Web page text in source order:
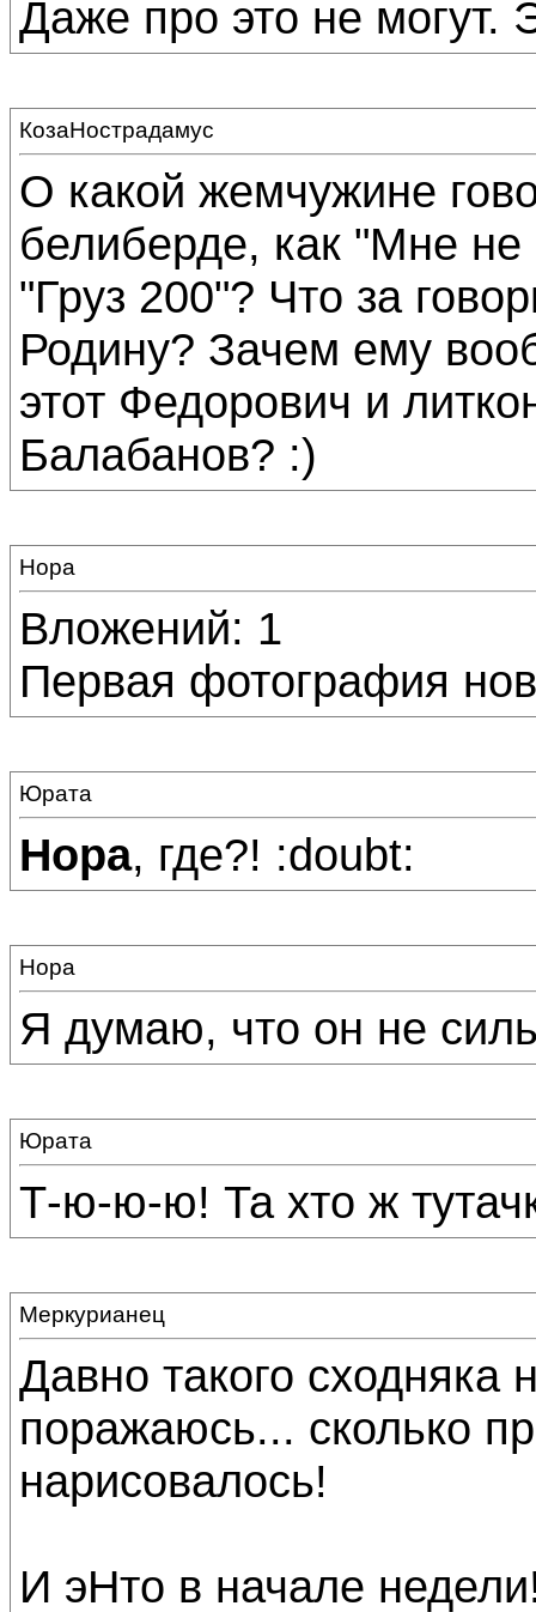
Даже про это не могут.
КозаНострадамус
О какой жемчужине
белиберде, как "Мне
"Груз 200"? Что за
Родину? Зачем ему
этот Федорович и
Балабанов? :)
Нора
Вложений: 1
Первая фотография
Юрата
Нора, где?! :doubt:
Нора
Я думаю, что он не
Юрата
Т-ю-ю-ю! Та хто ж
Меркурианец
Давно такого
поражаюсь... сколько
нарисовалось!
И эНто в начале